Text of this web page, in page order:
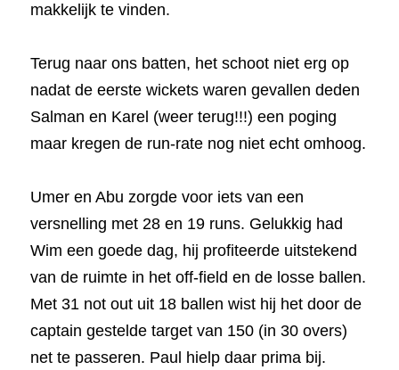
makkelijk te vinden.
Terug naar ons batten, het schoot niet erg op
nadat de eerste wickets waren gevallen deden
Salman en Karel (weer terug!!!) een poging
maar kregen de run-rate nog niet echt omhoog.
Umer en Abu zorgde voor iets van een
versnelling met 28 en 19 runs. Gelukkig had
Wim een goede dag, hij profiteerde uitstekend
van de ruimte in het off-field en de losse ballen.
Met 31 not out uit 18 ballen wist hij het door de
captain gestelde target van 150 (in 30 overs)
net te passeren. Paul hielp daar prima bij.